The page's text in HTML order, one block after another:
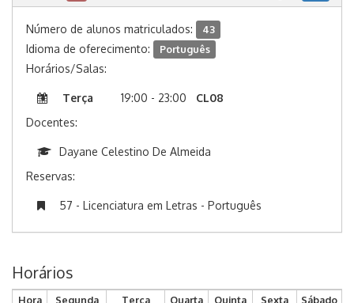
Número de alunos matriculados: 43
Idioma de oferecimento: Português
Horários/Salas:
Terça 19:00 - 23:00
CL08
Docentes:
Dayane Celestino De Almeida
Reservas:
57 - Licenciatura em Letras - Português
Horários
Hora Segunda Terça Quarta Quinta Sexta
Sábado